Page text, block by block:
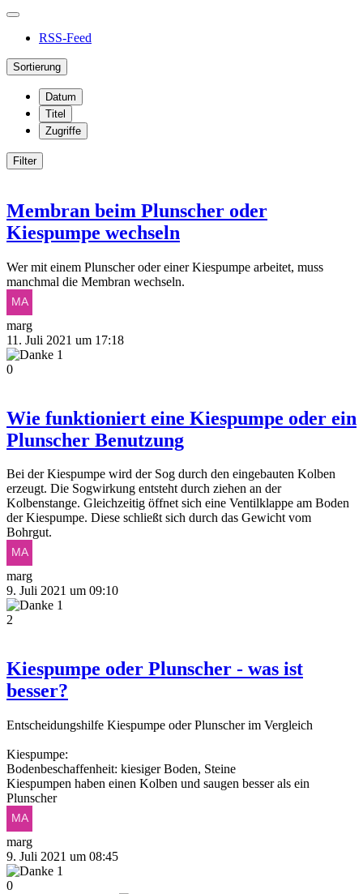
RSS-Feed
Sortierung
Datum
Titel
Zugriffe
Filter
Membran beim Plunscher oder
Kiespumpe wechseln
Wer mit einem Plunscher oder einer Kiespumpe arbeitet, muss
manchmal die Membran wechseln.
marg
11. Juli 2021 um 17:18
1
0
Wie funktioniert eine Kiespumpe oder ein
Plunscher Benutzung
Bei der Kiespumpe wird der Sog durch den eingebauten Kolben
erzeugt. Die Sogwirkung entsteht durch ziehen an der
Kolbenstange. Gleichzeitig öffnet sich eine Ventilklappe am Boden
der Kiespumpe. Diese schließt sich durch das Gewicht vom
Bohrgut.
marg
9. Juli 2021 um 09:10
1
2
Kiespumpe oder Plunscher - was ist
besser?
Entscheidungshilfe Kiespumpe oder Plunscher im Vergleich
Kiespumpe:
Bodenbeschaffenheit: kiesiger Boden, Steine
Kiespumpen haben einen Kolben und saugen besser als ein
Plunscher
marg
9. Juli 2021 um 08:45
1
0